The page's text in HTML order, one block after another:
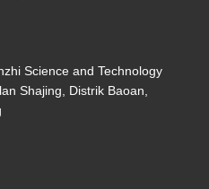
Science and Technology
Shajing, Distrik Baoan,